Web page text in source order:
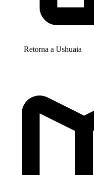
Retorna a Ushuaia